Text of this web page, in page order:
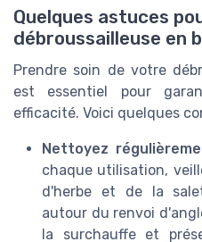
Quelques astuces
débroussailleuse en
Prendre soin de votre
est essentiel pour
efficacité. Voici quelques
Nettoyez
chaque utilisation,
d'herbe et de la
autour du renvoi
la surchauffe et